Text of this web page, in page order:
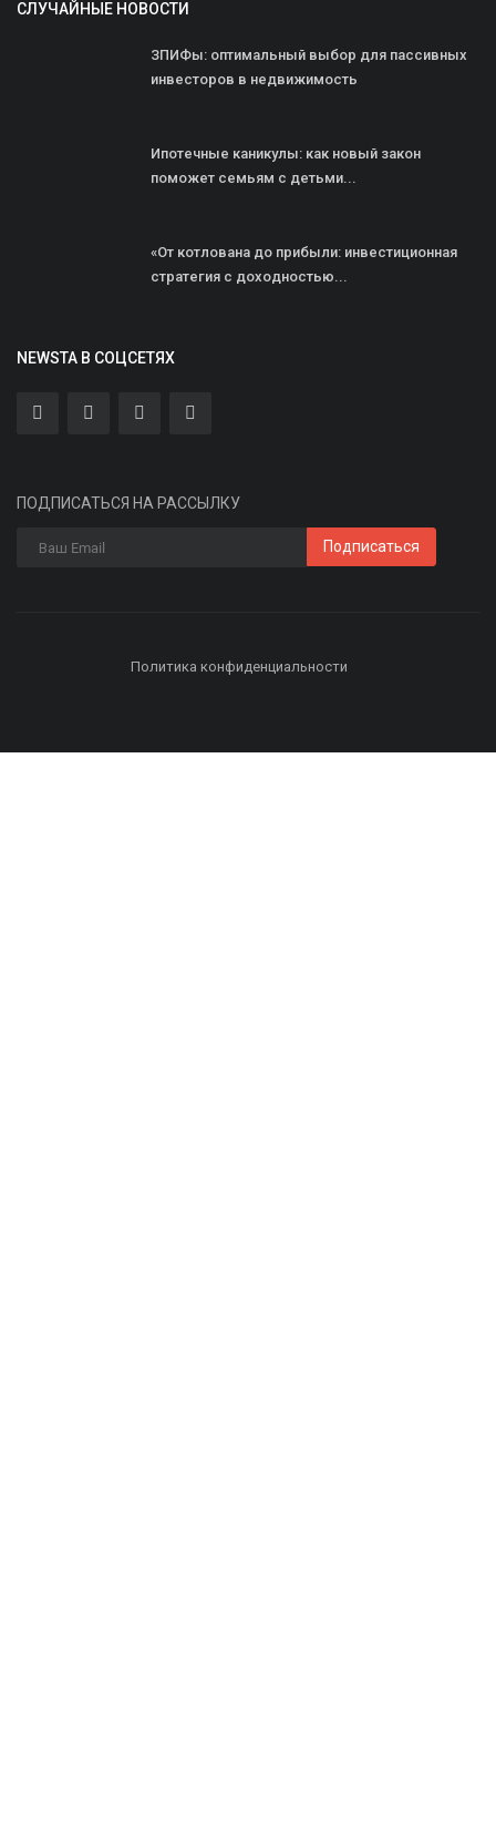
СЛУЧАЙНЫЕ НОВОСТИ
ЗПИФы: оптимальный выбор для пассивных
инвесторов в недвижимость
Ипотечные каникулы: как новый закон
поможет семьям с детьми...
«От котлована до прибыли: инвестиционная
стратегия с доходностью...
NEWSTA В СОЦСЕТЯХ
ПОДПИСАТЬСЯ НА РАССЫЛКУ
Подписаться
Политика конфиденциальности